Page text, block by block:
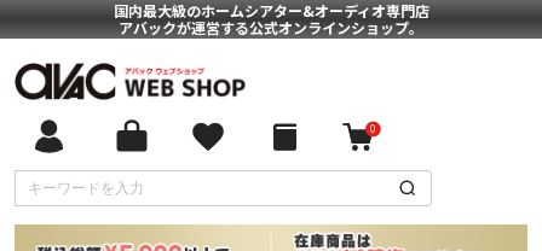
国内最大級のホームシアター&オーディオ専門店
アバックが運営する公式オンラインショップ。
0